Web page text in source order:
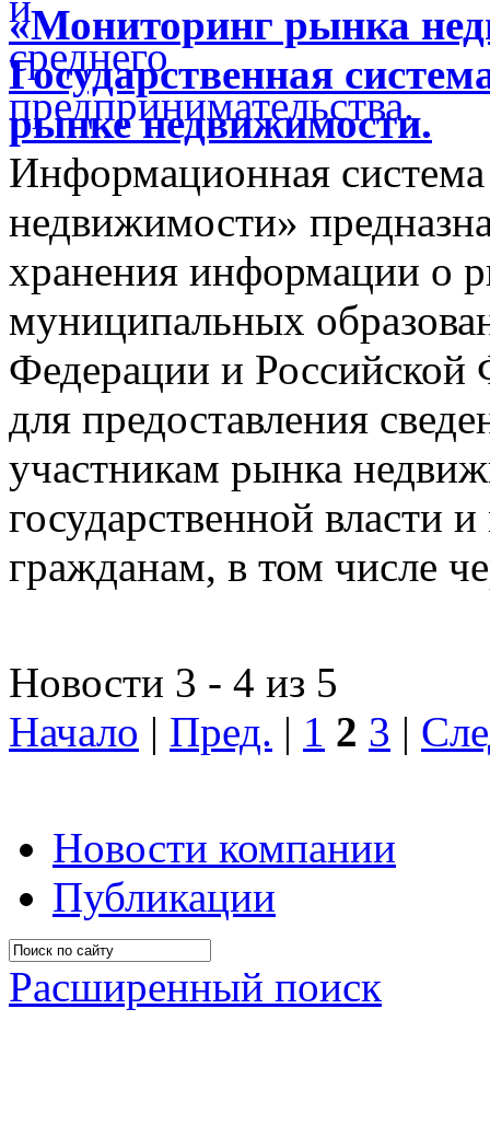
«Мониторинг рынка
Государственная
рынке недвижимости.
Информационная
недвижимости»
хранения информации о
муниципальных
Федерации и Российской
для предоставления
участникам рынка
государственной власти
гражданам, в том числе
Новости 3 - 4 из 5
Начало | Пред. | 1 2 3 |
Новости компании
Публикации
Расширенный поиск